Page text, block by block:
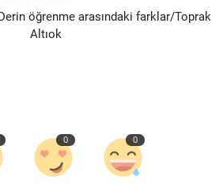
öğrenme arasındaki farklar/Toprak
Altıok
0 0